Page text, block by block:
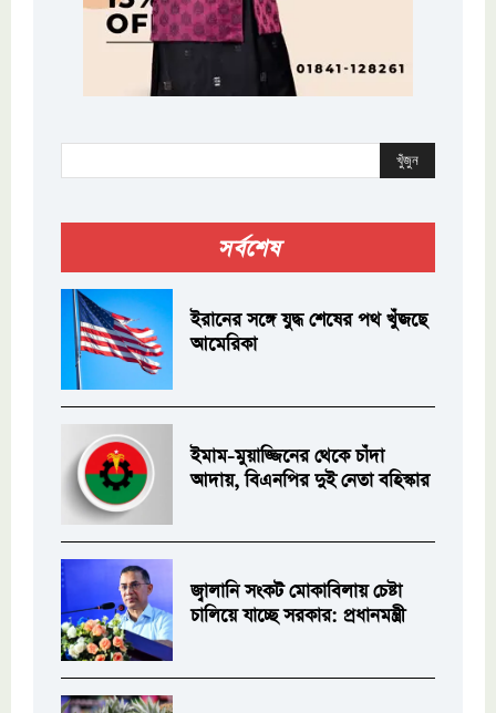
খুঁজুন
সর্বশেষ
ইরানের সঙ্গে যুদ্ধ শেষের পথ খুঁজছে
আমেরিকা
ইমাম-মুয়াজ্জিনের থেকে চাঁদা
আদায়, বিএনপির দুই নেতা বহিস্কার
জ্বালানি সংকট মোকাবিলায় চেষ্টা
চালিয়ে যাচ্ছে সরকার: প্রধানমন্ত্রী